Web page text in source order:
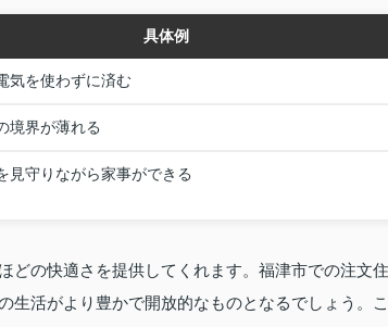
具体例
気を使わずに済む
境界が薄れる
見守りながら家事ができる
どの快適さを提供してくれます。福津市での注文住
活がより豊かで開放的なものとなるでしょう。こ